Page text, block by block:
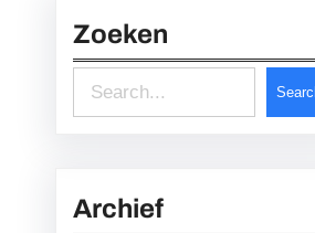
Zoeken
e
c
Archief